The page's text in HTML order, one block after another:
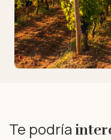
Te podría